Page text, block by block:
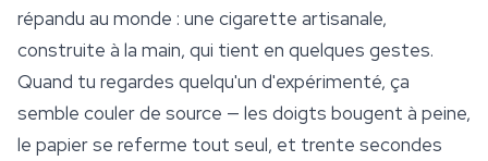
répandu au monde : une cigarette artisanale,
construite à la main, qui tient en quelques gestes.
Quand tu regardes quelqu'un d'expérimenté, ça
semble couler de source — les doigts bougent à peine,
le papier se referme tout seul, et trente secondes